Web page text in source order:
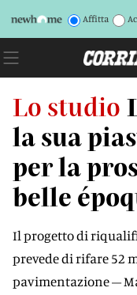
Affitta
Lo studio
la sua
per la
belle
Il progetto di
prevede di rifare 52
pavimentazione –